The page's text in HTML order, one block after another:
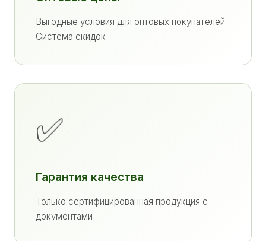
Выгодные условия для оптовых покупателей.
Система скидок
✅
Гарантия качества
Только сертифицированная продукция с
документами